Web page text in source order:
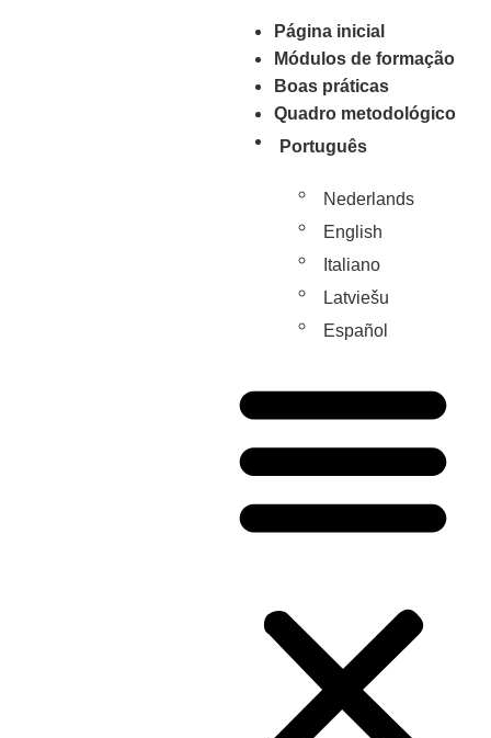
Página inicial
Módulos de formação
Boas práticas
Quadro metodológico
Português
Nederlands
English
Italiano
Latviešu
Español